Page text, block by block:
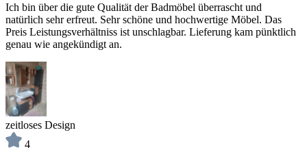
Ich bin über die gute Qualität der Badmöbel überrascht und
natürlich sehr erfreut. Sehr schöne und hochwertige Möbel. Das
Preis Leistungsverhältniss ist unschlagbar. Lieferung kam pünktlich
genau wie angekündigt an.
zeitloses Design
4